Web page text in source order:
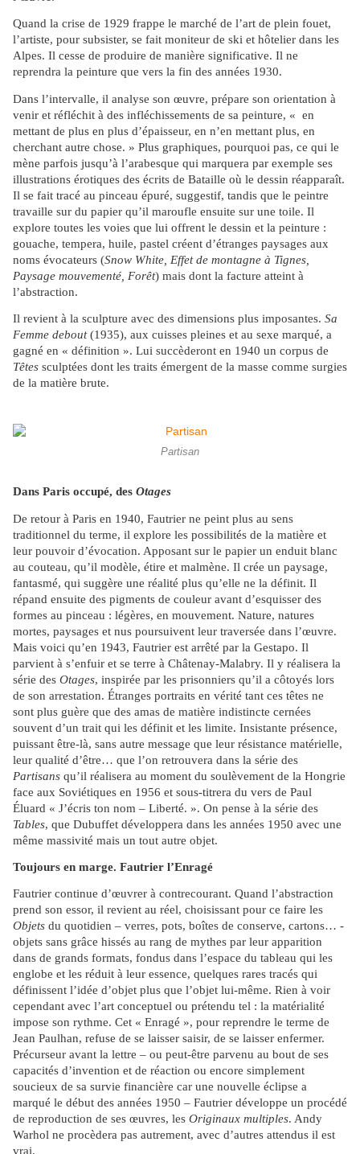
Quand la crise de 1929 frappe le marché de l’art de plein fouet,
l’artiste, pour subsister, se fait moniteur de ski et hôtelier dans les
Alpes. Il cesse de produire de manière significative. Il ne
reprendra la peinture que vers la fin des années 1930.
Dans l’intervalle, il analyse son œuvre, prépare son orientation à
venir et réfléchit à des infléchissements de sa peinture, « en
mettant de plus en plus d’épaisseur, en n’en mettant plus, en
cherchant autre chose. » Plus graphiques, pourquoi pas, ce qui le
mène parfois jusqu’à l’arabesque qui marquera par exemple ses
illustrations érotiques des écrits de Bataille où le dessin réapparaît.
Il se fait tracé au pinceau épuré, suggestif, tandis que le peintre
travaille sur du papier qu’il maroufle ensuite sur une toile. Il
explore toutes les voies que lui offrent le dessin et la peinture :
gouache, tempera, huile, pastel créent d’étranges paysages aux
noms évocateurs (Snow White, Effet de montagne à Tignes,
Paysage mouvementé, Forêt) mais dont la facture atteint à
l’abstraction.
Il revient à la sculpture avec des dimensions plus imposantes. Sa
Femme debout(1935), aux cuisses pleines et au sexe marqué, a
gagné en « définition ». Lui succèderont en 1940 un corpus de
Têtes sculptées dont les traits émergent de la masse comme surgies
de la matière brute.
Partisan
Dans Paris occupé, des Otages
De retour à Paris en 1940, Fautrier ne peint plus au sens
traditionnel du terme, il explore les possibilités de la matière et
leur pouvoir d’évocation. Apposant sur le papier un enduit blanc
au couteau, qu’il modèle, étire et malmène. Il crée un paysage,
fantasmé, qui suggère une réalité plus qu’elle ne la définit. Il
répand ensuite des pigments de couleur avant d’esquisser des
formes au pinceau : légères, en mouvement. Nature, natures
mortes, paysages et nus poursuivent leur traversée dans l’œuvre.
Mais voici qu’en 1943, Fautrier est arrêté par la Gestapo. Il
parvient à s’enfuir et se terre à Châtenay-Malabry. Il y réalisera la
série des Otages, inspirée par les prisonniers qu’il a côtoyés lors
de son arrestation. Étranges portraits en vérité tant ces têtes ne
sont plus guère que des amas de matière indistincte cernées
souvent d’un trait qui les définit et les limite. Insistante présence,
puissant être-là, sans autre message que leur résistance matérielle,
leur qualité d’être… que l’on retrouvera dans la série des
Partisans qu’il réalisera au moment du soulèvement de la Hongrie
face aux Soviétiques en 1956 et sous-titrera du vers de Paul
Éluard « J’écris ton nom – Liberté. ». On pense à la série des
Tables, que Dubuffet développera dans les années 1950 avec une
même massivité mais un tout autre objet.
Toujours en marge. Fautrier l’Enragé
Fautrier continue d’œuvrer à contrecourant. Quand l’abstraction
prend son essor, il revient au réel, choisissant pour ce faire les
Objets du quotidien – verres, pots, boîtes de conserve, cartons… -
objets sans grâce hissés au rang de mythes par leur apparition
dans de grands formats, fondus dans l’espace du tableau qui les
englobe et les réduit à leur essence, quelques rares tracés qui
définissent l’idée d’objet plus que l’objet lui-même. Rien à voir
cependant avec l’art conceptuel ou prétendu tel : la matérialité
impose son rythme. Cet « Enragé », pour reprendre le terme de
Jean Paulhan, refuse de se laisser saisir, de se laisser enfermer.
Précurseur avant la lettre – ou peut-être parvenu au bout de ses
capacités d’invention et de réaction ou encore simplement
soucieux de sa survie financière car une nouvelle éclipse a
marqué le début des années 1950 – Fautrier développe un procédé
de reproduction de ses œuvres, les Originaux multiples. Andy
Warhol ne procèdera pas autrement, avec d’autres attendus il est
vrai.